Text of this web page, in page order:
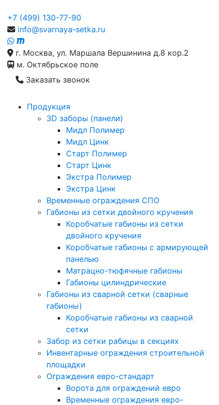
+7 (499) 130-77-90
info@svarnaya-setka.ru
г. Москва, ул. Маршала Вершинина д.8 кор.2
м. Октябрьское поле
Заказать звонок
Продукция
3D заборы (панели)
Мидл Полимер
Мидл Цинк
Старт Полимер
Старт Цинк
Экстра Полимер
Экстра Цинк
Временные ограждения СПО
Габионы из сетки двойного кручения
Коробчатые габионы из сетки
двойного кручения
Коробчатые габионы с армирующей
панелью
Матрацно-тюфячные габионы
Габионы цилиндрические
Габионы из сварной сетки (сварные
габионы)
Коробчатые габионы из сварной
сетки
Забор из сетки рабицы в секциях
Инвентарные ограждения строительной
площадки
Ограждения евро-стандарт
Ворота для ограждений евро
Временные ограждения евро-